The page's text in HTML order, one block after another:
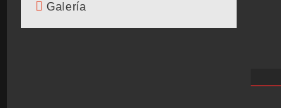
Galería